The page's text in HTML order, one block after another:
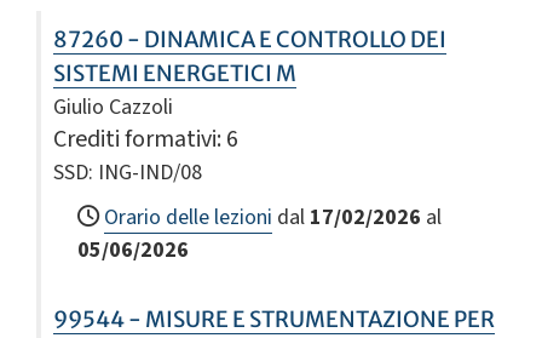
87260 - DINAMICA E CONTROLLO DEI
SISTEMI ENERGETICI M
Giulio Cazzoli
Crediti formativi: 6
SSD: ING-IND/08
Orario delle lezioni dal 17/02/2026 al
05/06/2026
99544 - MISURE E STRUMENTAZIONE PER